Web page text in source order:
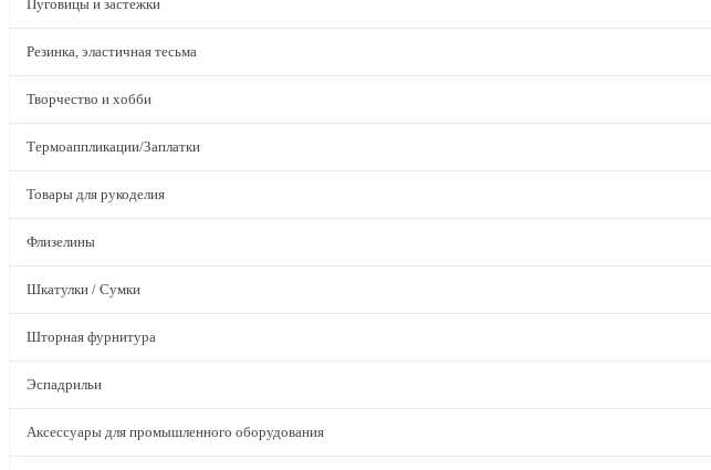
Пуговицы и застежки
Резинка, эластичная тесьма
Творчество и хобби
Термоаппликации/Заплатки
Товары для рукоделия
Флизелины
Шкатулки / Сумки
Шторная фурнитура
Эспадрильи
Аксессуары для промышленного оборудования